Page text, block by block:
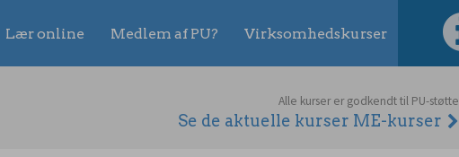
Lær online Medlem af PU? Virksomhedskurser
Alle kurser er godkendt til PU-støtte
Se de aktuelle kurser ME-kurser